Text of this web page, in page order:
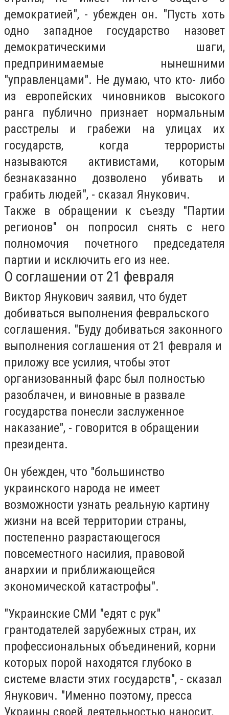
демократией", - убежден он. "Пусть хоть
одно западное государство назовет
демократическими шаги,
предпринимаемые нынешними
"управленцами". Не думаю, что кто- либо
из европейских чиновников высокого
ранга публично признает нормальным
расстрелы и грабежи на улицах их
государств, когда террористы
называются активистами, которым
безнаказанно дозволено убивать и
грабить людей", - сказал Янукович.
Также в обращении к съезду "Партии
регионов" он попросил снять с него
полномочия почетного председателя
партии и исключить его из нее.
О соглашении от 21 февраля
Виктор Янукович заявил, что будет
добиваться выполнения февральского
соглашения. "Буду добиваться законного
выполнения соглашения от 21 февраля и
приложу все усилия, чтобы этот
организованный фарс был полностью
разоблачен, и виновные в развале
государства понесли заслуженное
наказание", - говорится в обращении
президента.
Он убежден, что "большинство
украинского народа не имеет
возможности узнать реальную картину
жизни на всей территории страны,
постепенно разрастающегося
повсеместного насилия, правовой
анархии и приближающейся
экономической катастрофы".
"Украинские СМИ "едят с рук"
грантодателей зарубежных стран, их
профессиональных объединений, корни
которых порой находятся глубоко в
системе власти этих государств", - сказал
Янукович. "Именно поэтому, пресса
Украины своей деятельностью наносит,